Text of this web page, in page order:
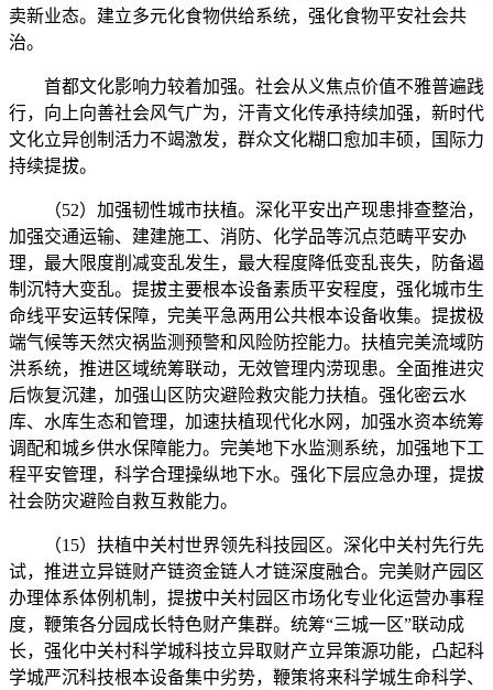
卖新业态。建立多元化食物供给系统，强化食物平安社会共
治。
首都文化影响力较着加强。社会从义焦点价值不雅普遍践
行，向上向善社会风气广为，汗青文化传承持续加强，新时代
文化立异创制活力不竭激发，群众文化糊口愈加丰硕，国际力
持续提拔。
（52）加强韧性城市扶植。深化平安出产现患排查整治，
加强交通运输、建建施工、消防、化学品等沉点范畴平安办
理，最大限度削减变乱发生，最大程度降低变乱丧失，防备遏
制沉特大变乱。提拔主要根本设备素质平安程度，强化城市生
命线平安运转保障，完美平急两用公共根本设备收集。提拔极
端气候等天然灾祸监测预警和风险防控能力。扶植完美流域防
洪系统，推进区域统筹联动，无效管理内涝现患。全面推进灾
后恢复沉建，加强山区防灾避险救灾能力扶植。强化密云水
库、水库生态和管理，加速扶植现代化水网，加强水资本统筹
调配和城乡供水保障能力。完美地下水监测系统，加强地下工
程平安管理，科学合理操纵地下水。强化下层应急办理，提拔
社会防灾避险自救互救能力。
（15）扶植中关村世界领先科技园区。深化中关村先行先
试，推进立异链财产链资金链人才链深度融合。完美财产园区
办理体系体例机制，提拔中关村园区市场化专业化运营办事程
度，鞭策各分园成长特色财产集群。统筹“三城一区”联动成
长，强化中关村科学城科技立异取财产立异策源功能，凸起科
学城严沉科技根本设备集中劣势，鞭策将来科学城生命科学、